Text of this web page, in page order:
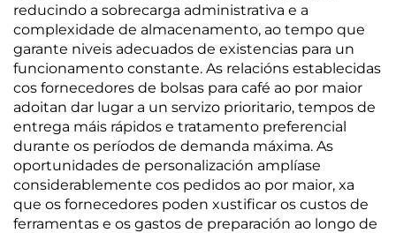
reducindo a sobrecarga administrativa e a
complexidade de almacenamento, ao tempo que
garante niveis adecuados de existencias para un
funcionamento constante. As relacións establecidas
cos fornecedores de bolsas para café ao por maior
adoitan dar lugar a un servizo prioritario, tempos de
entrega máis rápidos e tratamento preferencial
durante os períodos de demanda máxima. As
oportunidades de personalización amplíase
considerablemente cos pedidos ao por maior, xa
que os fornecedores poden xustificar os custos de
ferramentas e os gastos de preparación ao longo de